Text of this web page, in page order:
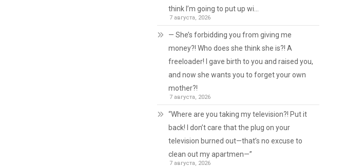
think I’m going to put up wi…
7 августа, 2026
— She’s forbidding you from giving me
money?! Who does she think she is?! A
freeloader! I gave birth to you and raised you,
and now she wants you to forget your own
mother?!
7 августа, 2026
“Where are you taking my television?! Put it
back! I don’t care that the plug on your
television burned out—that’s no excuse to
clean out my apartmen—”
7 августа, 2026